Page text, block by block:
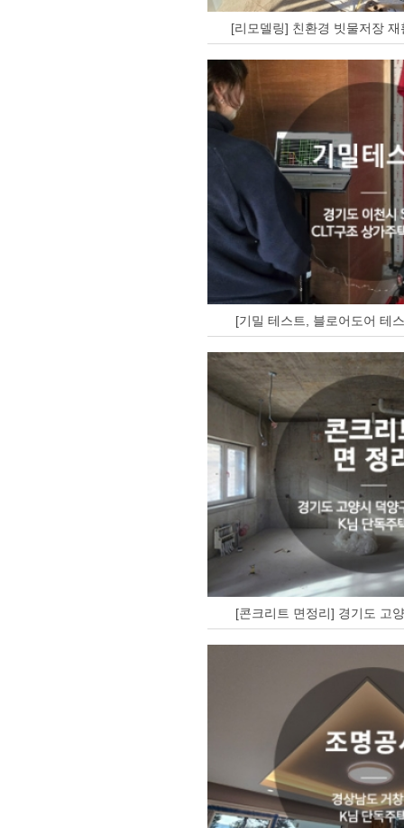
[리모델링] 친환경 빗물저장
[기밀 테스트, 블로어도어 테
[콘크리트 면정리] 경기도 고